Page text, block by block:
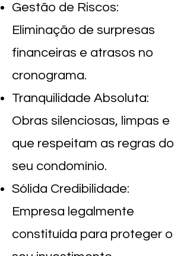
Gestão de Riscos:
Eliminação de surpresas
financeiras e atrasos no
cronograma.
Tranquilidade Absoluta:
Obras silenciosas, limpas e
que respeitam as regras do
seu condomínio.
Sólida Credibilidade:
Empresa legalmente
constituída para proteger o